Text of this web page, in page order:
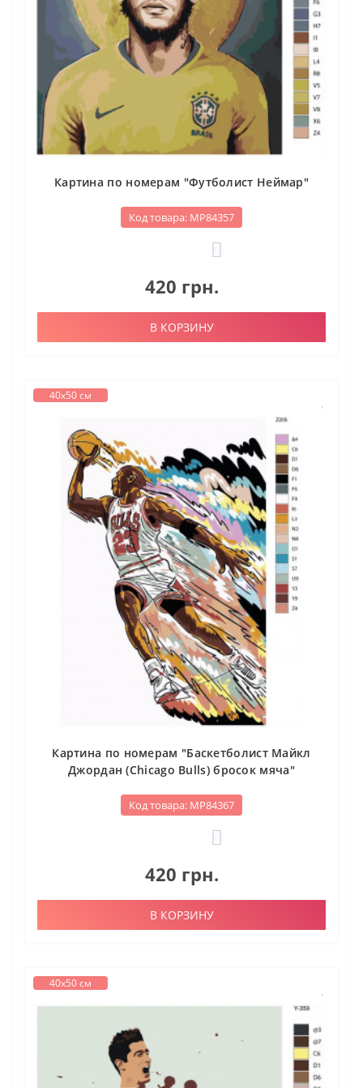
Картина по номерам "Футболист Неймар"
Код товара: МР84357
420 грн.
В КОРЗИНУ
40х50 см
Картина по номерам "Баскетболист Майкл
Джордан (Chicago Bulls) бросок мяча"
Код товара: МР84367
420 грн.
В КОРЗИНУ
40х50 см